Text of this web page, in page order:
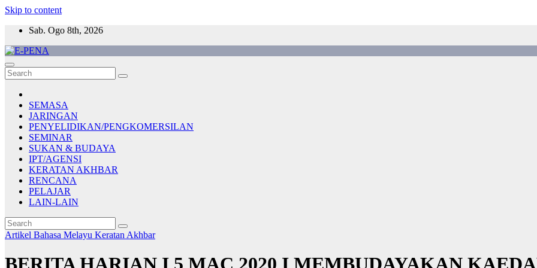
Skip to content
Sab. Ogo 8th, 2026
E-PENA
Berita Digital Terkini
SEMASA
JARINGAN
PENYELIDIKAN/PENGKOMERSILAN
SEMINAR
SUKAN & BUDAYA
IPT/AGENSI
KERATAN AKHBAR
RENCANA
PELAJAR
LAIN-LAIN
Artikel Bahasa Melayu Keratan Akhbar